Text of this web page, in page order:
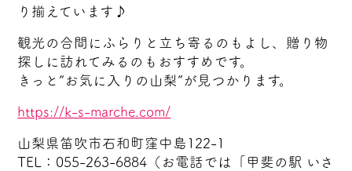
り揃えています♪
観光の合間にふらりと立ち寄るのもよし、贈り物
探しに訪れてみるのもおすすめです。
きっと“お気に入りの山梨”が見つかります。
https://k-s-marche.com/
山梨県笛吹市石和町窪中島122-1
TEL：055-263-6884（お電話では「甲斐の駅 いさ